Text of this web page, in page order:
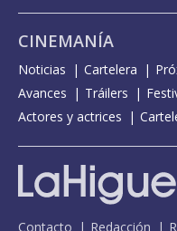
CINEMANÍA
Noticias Cartelera
Avances
Tráilers
Actores y actrices
Contacto Redacción